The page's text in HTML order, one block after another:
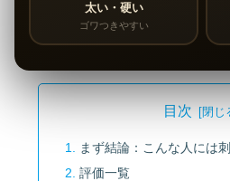
太い・硬い
ゴワつきやすい
目次
まず結論：こんな人には
評価一覧